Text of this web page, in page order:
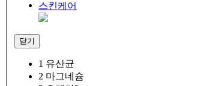
스킨케어
닫기
1 유산균
2 마그네슘